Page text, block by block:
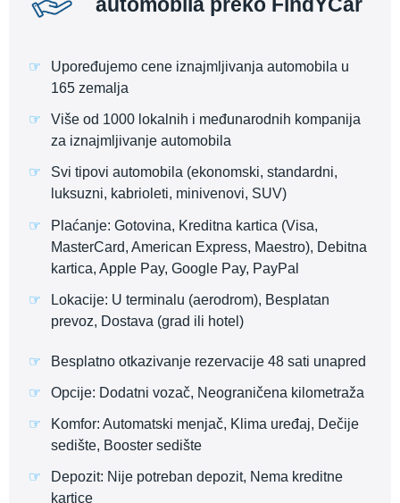
Upoređujemo cene iznajmljivanja automobila u
165 zemalja
Više od 1000 lokalnih i međunarodnih kompanija
za iznajmljivanje automobila
Svi tipovi automobila (ekonomski, standardni,
luksuzni, kabrioleti, minivenovi, SUV)
Plaćanje: Gotovina, Kreditna kartica (Visa,
MasterCard, American Express, Maestro), Debitna
kartica, Apple Pay, Google Pay, PayPal
Lokacije: U terminalu (aerodrom), Besplatan
prevoz, Dostava (grad ili hotel)
Besplatno otkazivanje rezervacije 48 sati unapred
Opcije: Dodatni vozač, Neograničena kilometraža
Komfor: Automatski menjač, Klima uređaj, Dečije
sedište, Booster sedište
Depozit: Nije potreban depozit, Nema kreditne
kartice